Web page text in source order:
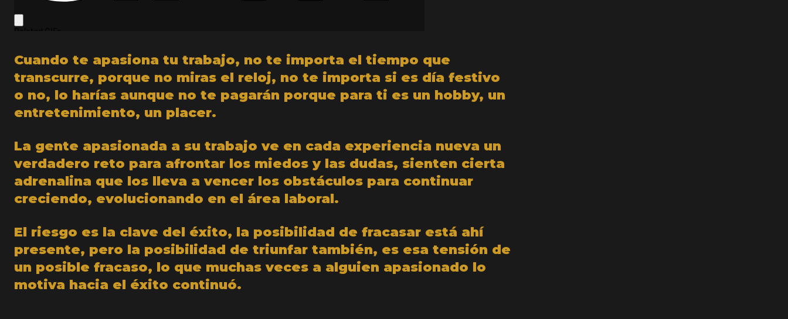
Cuando te apasiona tu trabajo, no te importa el tiempo que
transcurre, porque no miras el reloj, no te importa si es día festivo
o no, lo harías aunque no te pagarán porque para ti es un hobby, un
entretenimiento, un placer.
La gente apasionada a su trabajo ve en cada experiencia nueva un
verdadero reto para afrontar los miedos y las dudas, sienten cierta
adrenalina que los lleva a vencer los obstáculos para continuar
creciendo, evolucionando en el área laboral.
El riesgo es la clave del éxito, la posibilidad de fracasar está ahí
presente, pero la posibilidad de triunfar también, es esa tensión de
un posible fracaso, lo que muchas veces a alguien apasionado lo
motiva hacia el éxito continuó.